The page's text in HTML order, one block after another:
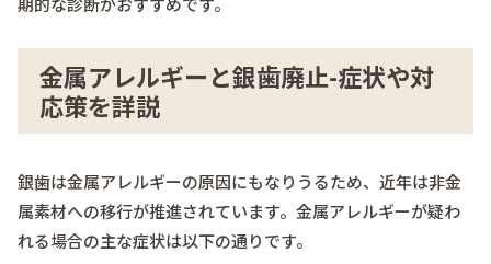
金属アレルギーと銀歯廃止-症状や対
応策を詳説
銀歯は金属アレルギーの原因にもなりうるため、近年は非金
属素材への移行が推進されています。金属アレルギーが疑わ
れる場合の主な症状は以下の通りです。